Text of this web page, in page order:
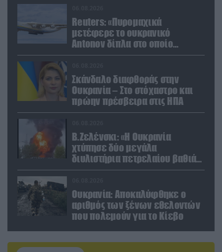
Reuters: «Πυρομαχικά
μετέφερε το ουκρανικό
Antonov δίπλα στο οποίο
βρέθηκε το drone στη Λειψία»
Σκάνδαλο διαφθοράς στην
Ουκρανία – Στο στόχαστρο και
πρώην πρέσβειρα στις ΗΠΑ
Β.Ζελένσκι: «Η Ουκρανία
χτύπησε δύο μεγάλα
διυλιστήρια πετρελαίου βαθιά
στη Ρωσία» (βίντεο)
Ουκρανία: Αποκαλύφθηκε ο
αριθμός των ξένων εθελοντών
που πολεμούν για το Κίεβο